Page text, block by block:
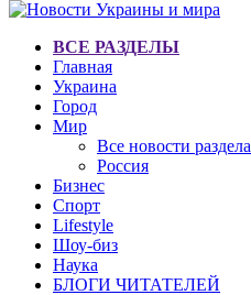
ВСЕ РАЗДЕЛЫ
Главная
Украина
Город
Мир
Все новости раздела
Россия
Бизнес
Спорт
Lifestyle
Шоу-биз
Наука
БЛОГИ ЧИТАТЕЛЕЙ